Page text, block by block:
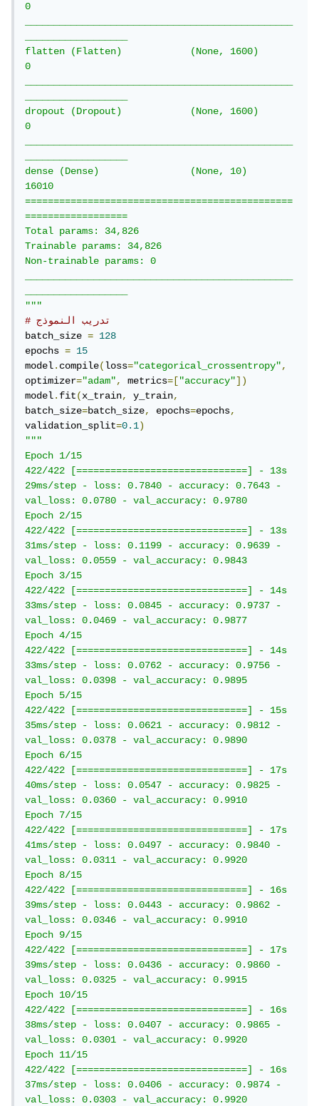
0
flatten (Flatten)            (None, 1600)
0
dropout (Dropout)            (None, 1600)
0
dense (Dense)                (None, 10)
16010
===============================================
==================
Total params: 34,826
Trainable params: 34,826
Non-trainable params: 0
"""
# تدريب النموذج
batch_size =
128
epochs =
15
model.compile(loss="categorical_crossentropy",
optimizer="adam", metrics=["accuracy"])
model.fit(x_train, y_train,
batch_size=batch_size, epochs=epochs,
validation_split=0.1)
"""
Epoch 1/15
422/422 [==============================] - 13s
29ms/step - loss: 0.7840 - accuracy: 0.7643 -
val_loss: 0.0780 - val_accuracy: 0.9780
Epoch 2/15
422/422 [==============================] - 13s
31ms/step - loss: 0.1199 - accuracy: 0.9639 -
val_loss: 0.0559 - val_accuracy: 0.9843
Epoch 3/15
422/422 [==============================] - 14s
33ms/step - loss: 0.0845 - accuracy: 0.9737 -
val_loss: 0.0469 - val_accuracy: 0.9877
Epoch 4/15
422/422 [==============================] - 14s
33ms/step - loss: 0.0762 - accuracy: 0.9756 -
val_loss: 0.0398 - val_accuracy: 0.9895
Epoch 5/15
422/422 [==============================] - 15s
35ms/step - loss: 0.0621 - accuracy: 0.9812 -
val_loss: 0.0378 - val_accuracy: 0.9890
Epoch 6/15
422/422 [==============================] - 17s
40ms/step - loss: 0.0547 - accuracy: 0.9825 -
val_loss: 0.0360 - val_accuracy: 0.9910
Epoch 7/15
422/422 [==============================] - 17s
41ms/step - loss: 0.0497 - accuracy: 0.9840 -
val_loss: 0.0311 - val_accuracy: 0.9920
Epoch 8/15
422/422 [==============================] - 16s
39ms/step - loss: 0.0443 - accuracy: 0.9862 -
val_loss: 0.0346 - val_accuracy: 0.9910
Epoch 9/15
422/422 [==============================] - 17s
39ms/step - loss: 0.0436 - accuracy: 0.9860 -
val_loss: 0.0325 - val_accuracy: 0.9915
Epoch 10/15
422/422 [==============================] - 16s
38ms/step - loss: 0.0407 - accuracy: 0.9865 -
val_loss: 0.0301 - val_accuracy: 0.9920
Epoch 11/15
422/422 [==============================] - 16s
37ms/step - loss: 0.0406 - accuracy: 0.9874 -
val_loss: 0.0303 - val_accuracy: 0.9920